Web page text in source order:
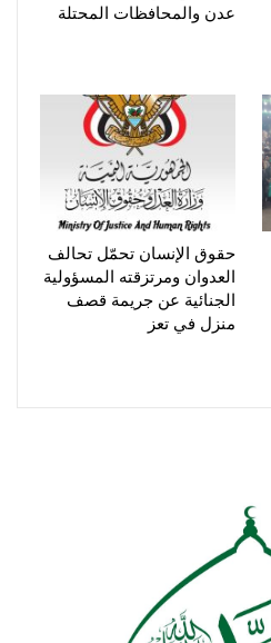
عدن والمحافظات المحتلة
حقوق الإنسان تحمّل تحالف
العدوان ومرتزقته المسؤولية
الجنائية عن جريمة قصف
منزل في تعز